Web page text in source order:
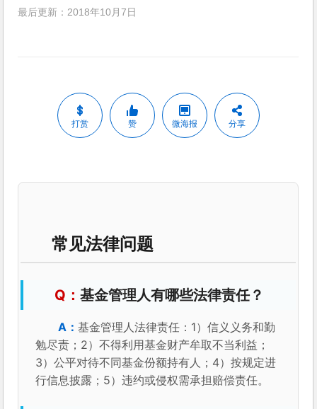
最后更新：2018年10月7日
打赏 赞 微海报 分享
常见法律问题
基金管理人有哪些法律责任？
基金管理人法律责任：1）信义义务和勤
勉尽责；2）不得利用基金财产牟取不当利益；
3）公平对待不同基金份额持有人；4）按规定进
行信息披露；5）违约或侵权需承担赔偿责任。